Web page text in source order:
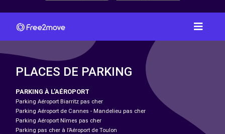
PLACES DE PARKING
PARKING À L'AÉROPORT
Parking Aéroport Biarritz pas cher
Parking Aéroport de Cannes - Mandelieu pas cher
Parking Aéroport Nîmes pas cher
Parking pas cher à l’Aéroport de Toulon